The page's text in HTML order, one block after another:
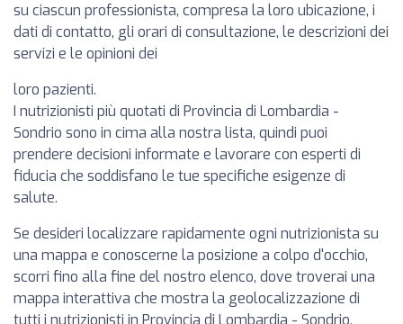
su ciascun professionista, compresa la loro ubicazione, i
dati di contatto, gli orari di consultazione, le descrizioni dei
servizi e le opinioni dei
loro pazienti.
I nutrizionisti più quotati di Provincia di Lombardia -
Sondrio sono in cima alla nostra lista, quindi puoi
prendere decisioni informate e lavorare con esperti di
fiducia che soddisfano le tue specifiche esigenze di
salute.
Se desideri localizzare rapidamente ogni nutrizionista su
una mappa e conoscerne la posizione a colpo d'occhio,
scorri fino alla fine del nostro elenco, dove troverai una
mappa interattiva che mostra la geolocalizzazione di
tutti i nutrizionisti in Provincia di Lombardia - Sondrio.